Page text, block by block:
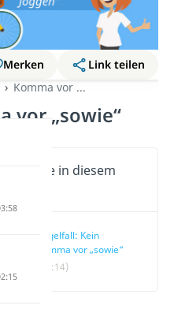
Merken
Link teilen
Komma vor ...
vor „sowie“
Inhalte in diesem
Regelfall: Kein
Komma vor „sowie“
(00:14)